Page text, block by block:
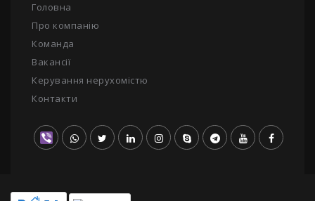
Головна
Про компанію
Команда
Вакансії
Керування нерухомістю
Контакти